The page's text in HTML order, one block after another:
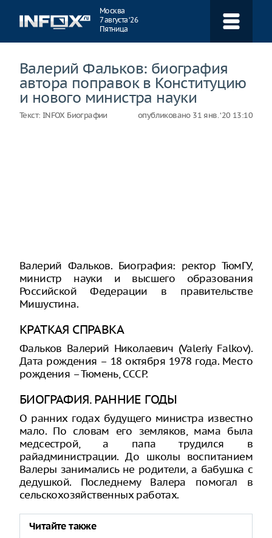
Москва
7 августа ‘26
Пятница
Валерий Фальков: биография
автора поправок в Конституцию
и нового министра науки
Текст: INFOX Биографии опубликовано 31 янв. ‘20 13:10
Валерий Фальков. Биография: ректор ТюмГУ,
министр науки и высшего образования
Российской Федерации в правительстве
Мишустина.
КРАТКАЯ СПРАВКА
Фальков Валерий Николаевич (Valeriy Falkov).
Дата рождения – 18 октября 1978 года. Место
рождения – Тюмень, СССР.
БИОГРАФИЯ. РАННИЕ ГОДЫ
О ранних годах будущего министра известно
мало. По словам его земляков, мама была
медсестрой, а папа трудился в
райадминистрации. До школы воспитанием
Валеры занимались не родители, а бабушка с
дедушкой. Последнему Валера помогал в
сельскохозяйственных работах.
Читайте также